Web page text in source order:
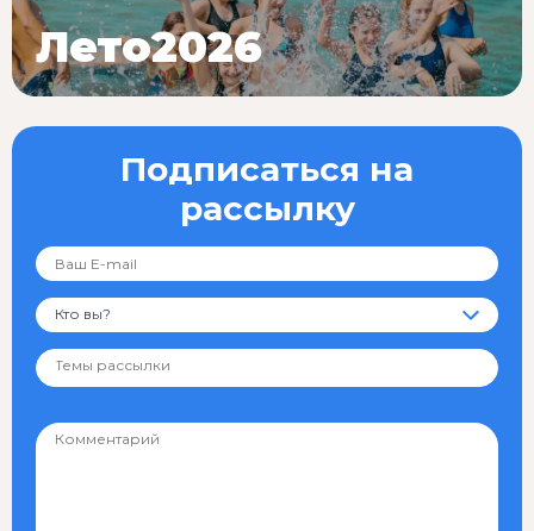
Подписаться на
рассылку
Кто вы?
Лето2026